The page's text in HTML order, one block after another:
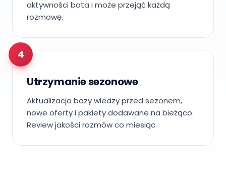
aktywności bota i może przejąć każdą
rozmowę.
4
Utrzymanie sezonowe
Aktualizacja bazy wiedzy przed sezonem,
nowe oferty i pakiety dodawane na bieżąco.
Review jakości rozmów co miesiąc.